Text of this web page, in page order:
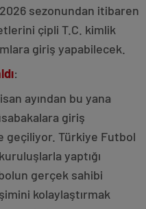
sezonundan itibaren
çipli T.C. kimlik
giriş yapabilecek.
:
ayından bu yana
giriş
geçiliyor. Türkiye Futbol
yaptığı
gerçek sahibi
kolaylaştırmak